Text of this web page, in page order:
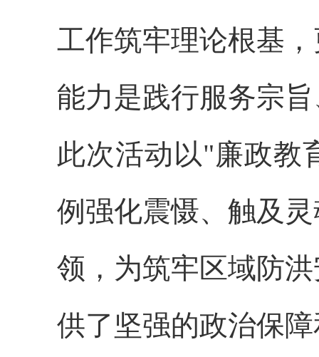
工作筑牢理论根基
能力是践行服务宗
此次活动以"廉政教
例强化震慑、触及
领，为筑牢区域防
供了坚强的政治保